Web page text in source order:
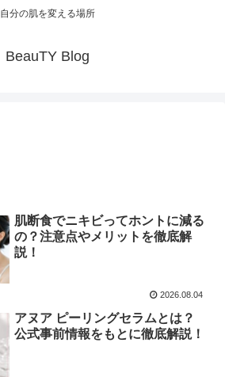
自分の肌を変える場所
BeauTY Blog
肌断食でニキビってホントに減る
の？注意点やメリットを徹底解
説！
2026.08.04
アヌア ピーリングセラムとは？
公式事前情報をもとに徹底解説！